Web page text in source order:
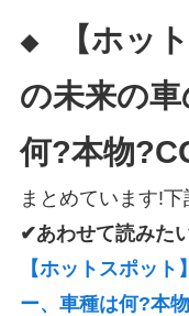
◆
【ホッ
の未来の
何?本物
まとめています!
✔あわせて読みた
【ホットスポッ
ー、車種は何?本